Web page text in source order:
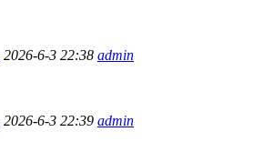
2026-6-3 22:38 admin
2026-6-3 22:39 admin